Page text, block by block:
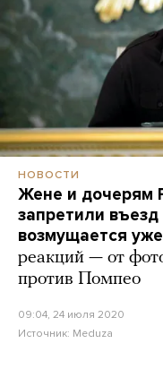
НОВОСТИ
Жене и дочерям
запретили
возмущается
реакций — от
против Помпео
09:04, 24 июля 2020
Источник: Meduza